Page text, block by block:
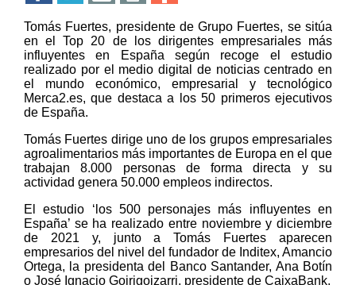
Tomás Fuertes, presidente de Grupo Fuertes, se sitúa
en el Top 20 de los dirigentes empresariales más
influyentes en España según recoge el estudio
realizado por el medio digital de noticias centrado en
el mundo económico, empresarial y tecnológico
Merca2.es, que destaca a los 50 primeros ejecutivos
de España.
Tomás Fuertes dirige uno de los grupos empresariales
agroalimentarios más importantes de Europa en el que
trabajan 8.000 personas de forma directa y su
actividad genera 50.000 empleos indirectos.
El estudio ‘los 500 personajes más influyentes en
España’ se ha realizado entre noviembre y diciembre
de 2021 y, junto a Tomás Fuertes aparecen
empresarios del nivel del fundador de Inditex, Amancio
Ortega, la presidenta del Banco Santander, Ana Botín
o José Ignacio Goirigoizarri, presidente de CaixaBank.